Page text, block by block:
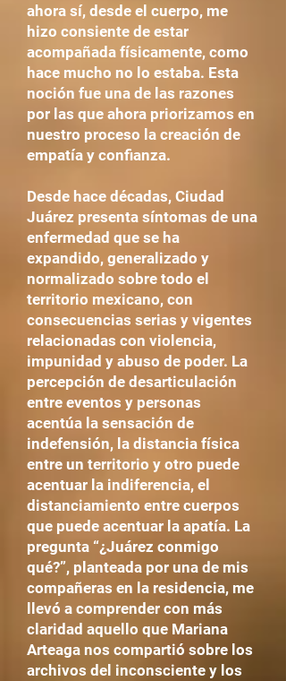
ahora sí, desde el cuerpo, me
hizo consiente de estar
acompañada físicamente, como
hace mucho no lo estaba. Esta
noción fue una de las razones
por las que ahora priorizamos en
nuestro proceso la creación de
empatía y confianza.
Desde hace décadas, Ciudad
Juárez presenta síntomas de una
enfermedad que se ha
expandido, generalizado y
normalizado sobre todo el
territorio mexicano, con
consecuencias serias y vigentes
relacionadas con violencia,
impunidad y abuso de poder. La
percepción de desarticulación
entre eventos y personas
acentúa la sensación de
indefensión, la distancia física
entre un territorio y otro puede
acentuar la indiferencia, el
distanciamiento entre cuerpos
que puede acentuar la apatía. La
pregunta “¿Juárez conmigo
qué?”, planteada por una de mis
compañeras en la residencia, me
llevó a comprender con más
claridad aquello que Mariana
Arteaga nos compartió sobre los
archivos del inconsciente y los